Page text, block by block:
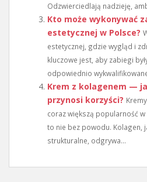
Odzwierciedlają nadzieję,
Kto może wykonywać
estetycznej w Polsce?
estetycznej, gdzie wygląd i
kluczowe jest, aby zabiegi
odpowiednio
Krem z kolagenem —
przynosi korzyści?
coraz większą popularność
to nie bez powodu. Kolagen,
strukturalne, odgrywa...